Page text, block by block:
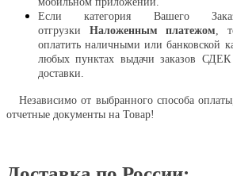
Если категория Вашего
отгрузки Наложенным платежом ,
оплатить наличными или банковской
любых пунктах выдачи заказов
доставки.
Независимо от выбранного способа
отчетные документы на Товар!